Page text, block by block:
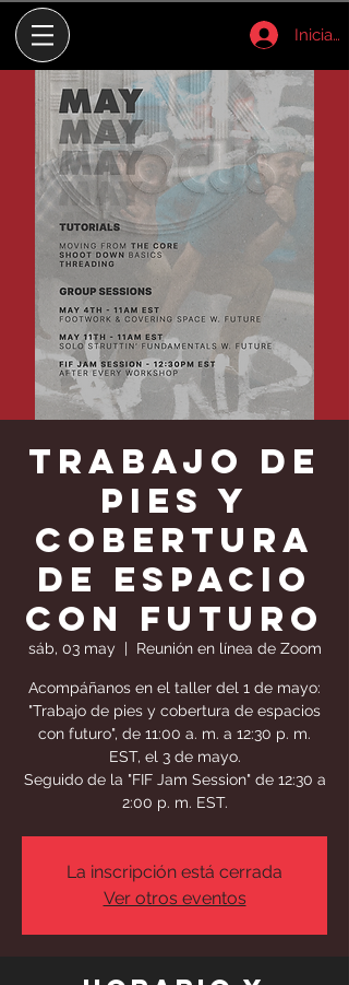
Iniciar
Trabajo de
pies y
cobertura
de espacio
con futuro
sáb, 03 may
  |
Reunión en línea de Zoom
Acompáñanos en el taller del 1 de mayo:
"Trabajo de pies y cobertura de espacios
con futuro", de 11:00 a. m. a 12:30 p. m.
EST, el 3 de mayo.
Seguido de la "FIF Jam Session" de 12:30 a
2:00 p. m. EST.
La inscripción está cerrada
Ver otros eventos